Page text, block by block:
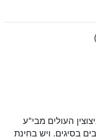
)
העולים מבי"ע
בסיגים. ויש בחינת